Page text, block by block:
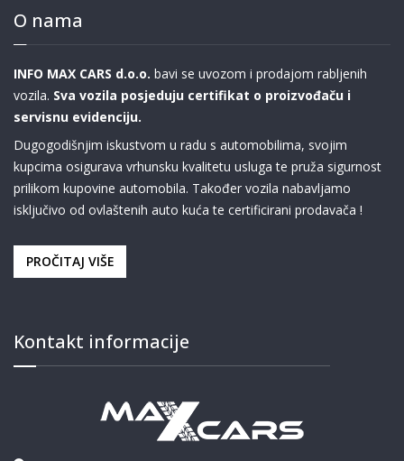
O nama
INFO MAX CARS d.o.o. bavi se uvozom i prodajom rabljenih
vozila. Sva vozila posjeduju certifikat o proizvođaču i
servisnu evidenciju.
Dugogodišnjim iskustvom u radu s automobilima, svojim
kupcima osigurava vrhunsku kvalitetu usluga te pruža sigurnost
prilikom kupovine automobila. Također vozila nabavljamo
isključivo od ovlaštenih auto kuća te certificirani prodavača !
PROČITAJ VIŠE
Kontakt informacije